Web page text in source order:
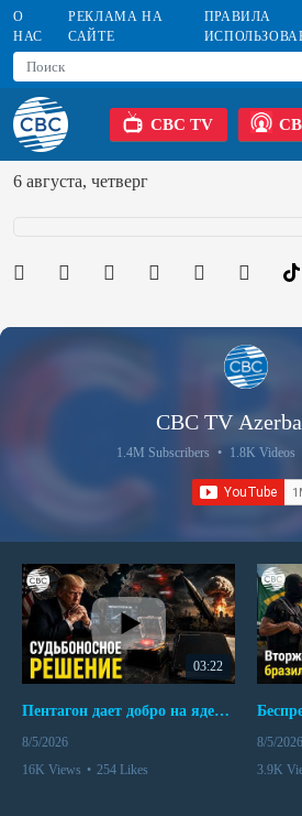
О
НАС
РЕКЛАМА НА
САЙТЕ
ПРАВИЛА
CBC TV
6 августа, четверг
CBC TV
1.4M Subscribers • 1.8K Videos
03:22
Пентагон дает добро на ядерный удар по противникам США
8/5/2026
16K Views • 254 Likes
8/5/2026
3.9K